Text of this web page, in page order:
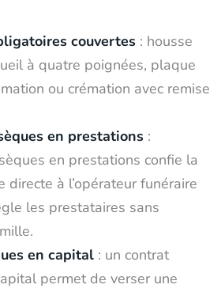
couvertes : housse
à quatre poignées, plaque
ou crémation avec remise
en prestations :
en prestations confie la
directe à l’opérateur funéraire
les prestataires sans
en capital : un contrat
permet de verser une